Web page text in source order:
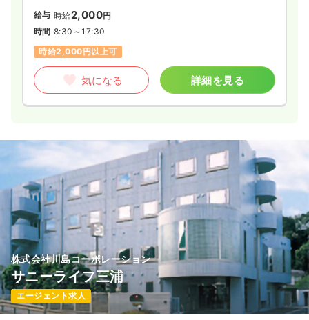
給与 時給2,000円
時間 8:30～17:30
時給2,000円以上可
気になる 詳細を見る
株式会社川島コーポレーション
サニーライフ三浦
エージェント求人